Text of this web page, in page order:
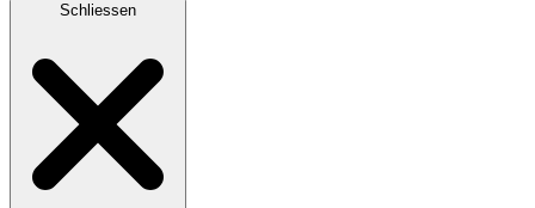
Schliessen